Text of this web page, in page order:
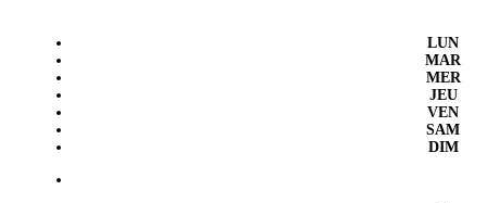
LUN
MAR
MER
JEU
VEN
SAM
DIM